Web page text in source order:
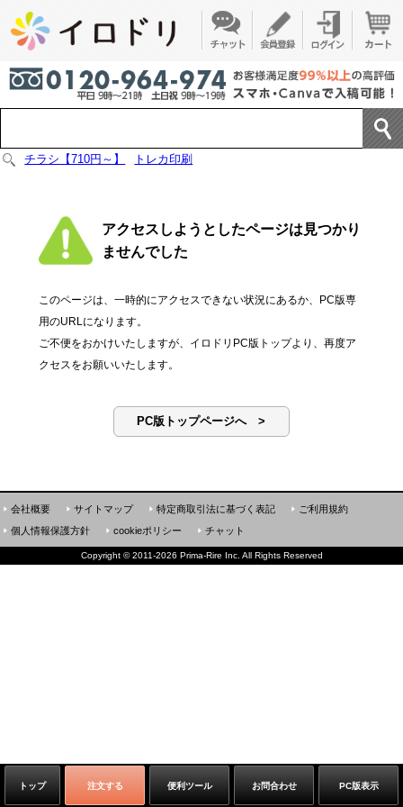
チラシ【710円～】 トレカ印刷
アクセスしようとしたページは見つかり
ませんでした
このページは、一時的にアクセスできない状況にあるか、PC版専
用のURLになります。
ご不便をおかけいたしますが、イロドリPC版トップより、再度ア
クセスをお願いいたします。
PC版トップページへ >
トップ 注文する 便利ツール お問合わせ PC版表示
会社概要 サイトマップ 特定商取引法に基づく表記
ご利用規約
個人情報保護方針
cookieポリシー チャット
Copyright ©2011-2026 Prima-Rire Inc. All Rights Reserved